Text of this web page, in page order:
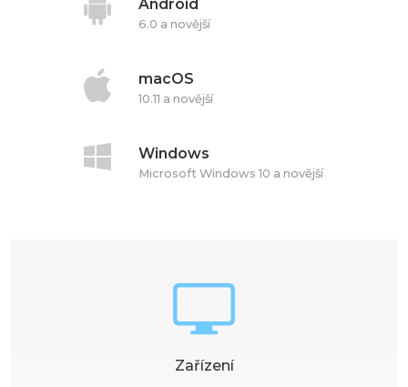
Android
6.0 a novější
macOS
10.11 a novější
Windows
Microsoft Windows 10 a novější
Zařízení